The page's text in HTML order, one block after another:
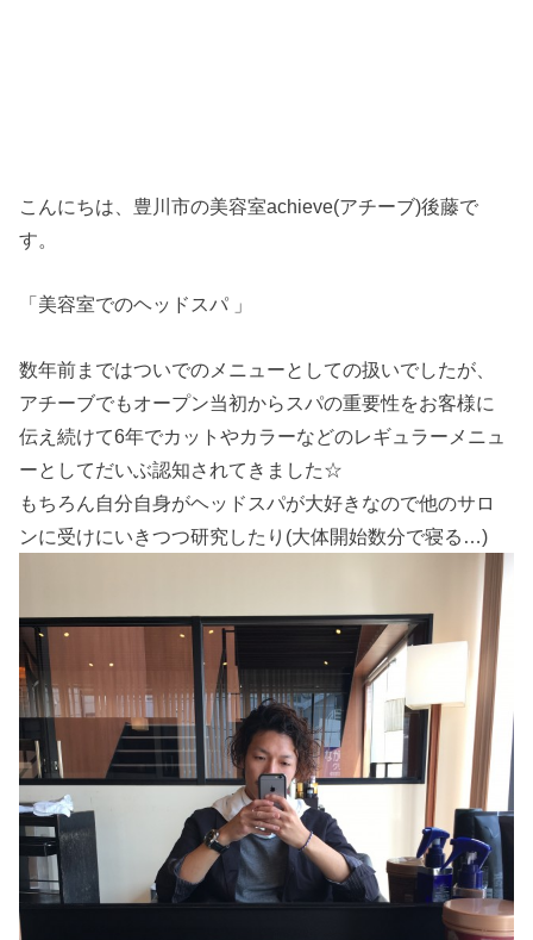
こんにちは、豊川市の美容室achieve(アチーブ)後藤で
す。
「美容室でのヘッドスパ 」
数年前まではついでのメニューとしての扱いでしたが、
アチーブでもオープン当初からスパの重要性をお客様に
伝え続けて6年でカットやカラーなどのレギュラーメニュ
ーとしてだいぶ認知されてきました☆
もちろん自分自身がヘッドスパが大好きなので他のサロ
ンに受けにいきつつ研究したり(大体開始数分で寝る…)